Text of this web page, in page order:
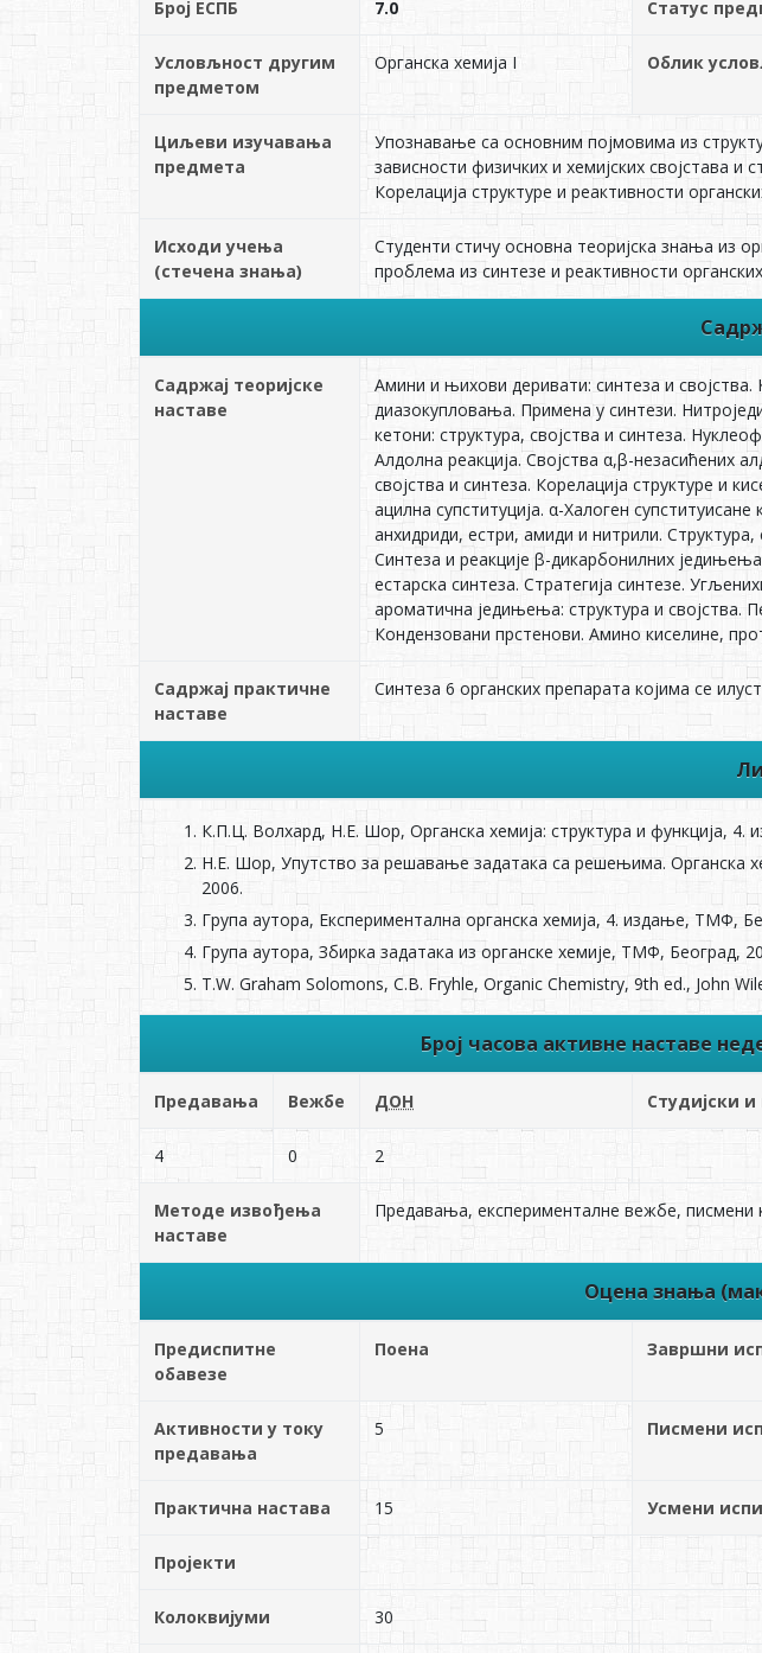
Број ЕСПБ 7.0 Статус
Условљност другим
предметом
Органска xемија I Облик
Циљеви изучавања
предмета
Упознавање са основним појмовима из
зависности физичких и хемијских својстава
Корелација структуре и реактивности
Исходи учења
(стечена знања)
Студенти стичу основна теоријска знања из
проблема из синтезе и реактивности
Садржај теоријске
наставе
Амини и њихови деривати: синтеза и
диазокупловања. Примена у синтези.
кетони: структура, својства и синтеза.
Алдолна реакција. Својства α,β-незасићених
својства и синтеза. Корелација структуре и
ацилна супституција. α-Халоген
анхидриди, естри, амиди и нитрили. Структура,
Синтеза и реакције β-дикарбонилних
естарска синтеза. Стратегија синтезе.
ароматична једињења: структура и својства.
Кондензовани прстенови. Амино киселине,
Садржај практичне
наставе
Синтеза 6 органских препарата којима се
К.П.Ц. Вoлхaрд, Н.E. Шoр, Oргaнскa хeмиja: структура и функција,
Н.E. Шoр, Упутство за решавање задатака са решењима. Oргaнскa
2006.
Групa aутoрa, Експериментална оргaнска хeмиjа, 4. издање, ТМФ,
Групa aутoрa, Збирка задатака из органске хемије, ТМФ, Бeoгрaд,
T.W. Graham Solomons, C.B. Fryhle, Organic Chemistry, 9th ed., John
Број часова активне наставе
Предавања Вежбе ДОН Студијски
4 0 2
Методе извођења
наставе
Предавања, експерименталне вежбе, писмени
Оцена знања
Предиспитне
обавезе
Поена Завршни
Активности у току
предавања
5 Писмени
Практична настава 15 Усмени
Пројекти
Колоквијуми 30